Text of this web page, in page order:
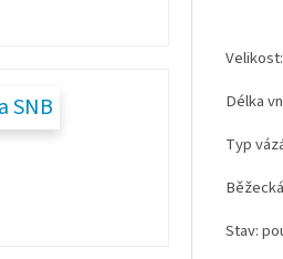
SNB
Délka
Typ
Stav: